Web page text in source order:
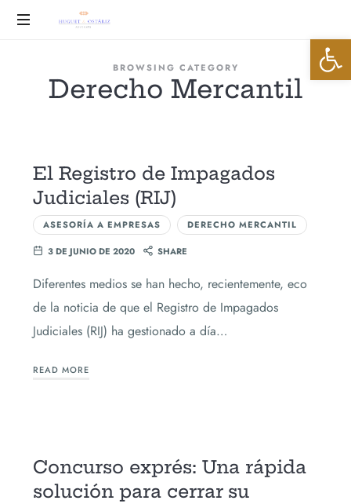
Huguet
Ostáriz
BROWSING CATEGORY
Derecho Mercantil
El Registro de Impagados
Judiciales (RIJ)
ASESORÍA A EMPRESAS DERECHO MERCANTIL
3 DE JUNIO DE 2020 SHARE
Diferentes medios se han hecho, recientemente, eco
de la noticia de que el Registro de Impagados
Judiciales (RIJ) ha gestionado a día…
READ MORE
Concurso exprés: Una rápida
solución para cerrar su
Abrir